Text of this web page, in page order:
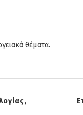
θέματα.